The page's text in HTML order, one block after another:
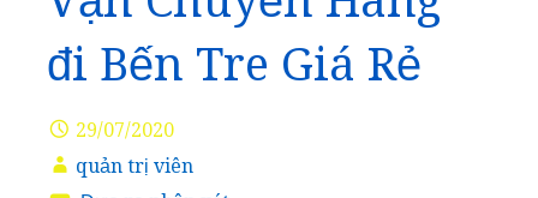
đi Bến Tre Giá Rẻ
29/07/2020
quản trị viên